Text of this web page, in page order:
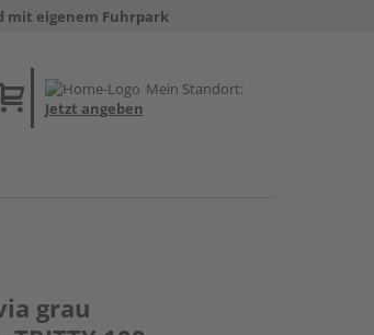
mit eigenem Fuhrpark
Mein Standort:
Jetzt angeben
grau